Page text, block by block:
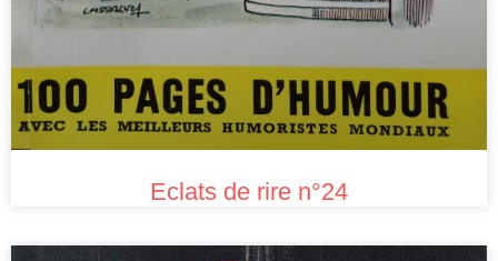
Eclats de rire n°24